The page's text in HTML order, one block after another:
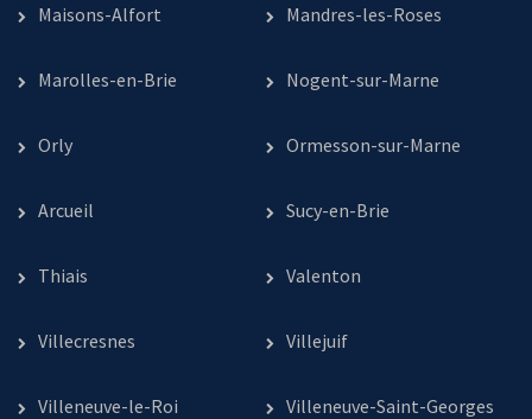
Maisons-Alfort Mandres-les-Roses
Marolles-en-Brie Nogent-sur-Marne
Orly Ormesson-sur-Marne
Arcueil Sucy-en-Brie
Thiais Valenton
Villecresnes Villejuif
Villeneuve-le-Roi Villeneuve-Saint-Georges